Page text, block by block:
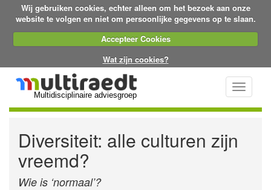
Wij gebruiken cookies, echter alleen om het bezoek aan onze
website te volgen en niet om persoonlijke gegevens op te slaan.
Accepteer Cookies
Wat zijn cookies?
Multidisciplinaire adviesgroep
Toggle
Diversiteit: alle culturen zijn
vreemd?
Wie is ‘normaal’?